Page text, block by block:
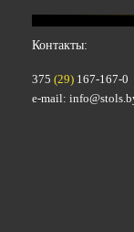
Контакты:
375 (29) 167-167-0
e-mail: